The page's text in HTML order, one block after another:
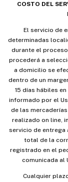
COSTO DEL
El servicio de
determinadas
durante el
procederá a
a domicilio se
dentro de un
15 días hábiles
informado por el
de las
realizado on line,
servicio de entrega
total de la
registrado en el
comunicada al
Cualquier